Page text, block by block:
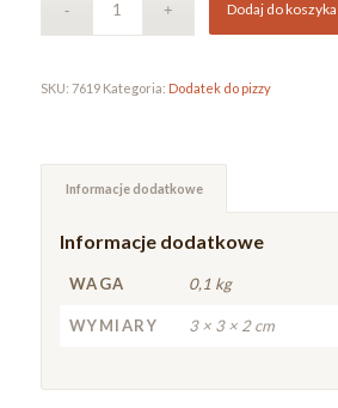
Dodaj do koszyka
SKU: 7619 Kategoria: Dodatek do pizzy
Informacje dodatkowe
Informacje dodatkowe
WAGA 0,1 kg
WYMIARY 3 × 3 × 2 cm